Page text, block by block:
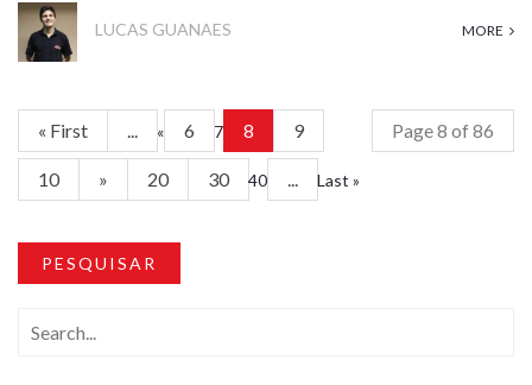
LUCAS GUANAES MORE
Page 8 of 86
« First ... « 6 7 8 9
10 » 20 30 40 ... Last »
PESQUISAR